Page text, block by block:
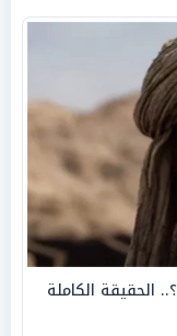
الكاملة